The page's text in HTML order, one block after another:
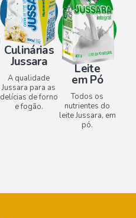
Culinárias
Jussara
A qualidade
Jussara para as
delícias de forno
e fogão.
Leite
em Pó
Todos os
nutrientes do
leite Jussara, em
pó.